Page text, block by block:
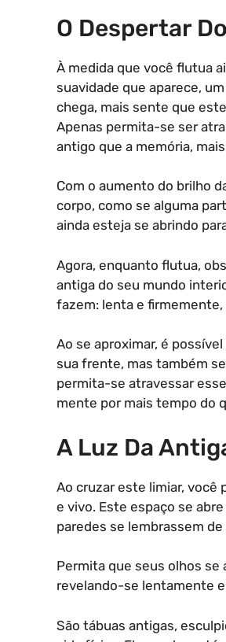
O Despertar
À medida que você flutua
suavidade que aparece,
chega, mais sente que
Apenas permita-se ser
antigo que a memória,
Com o aumento do brilho
corpo, como se alguma
ainda esteja se abrindo
Agora, enquanto flutua,
antiga do seu mundo
fazem: lenta e
Ao se aproximar, é
sua frente, mas também
permita-se atravessar
mente por mais tempo do
A Luz Da
Ao cruzar este limiar, você
e vivo. Este espaço se
paredes se lembrassem
Permita que seus olhos se
revelando-se lentamente
São tábuas antigas,